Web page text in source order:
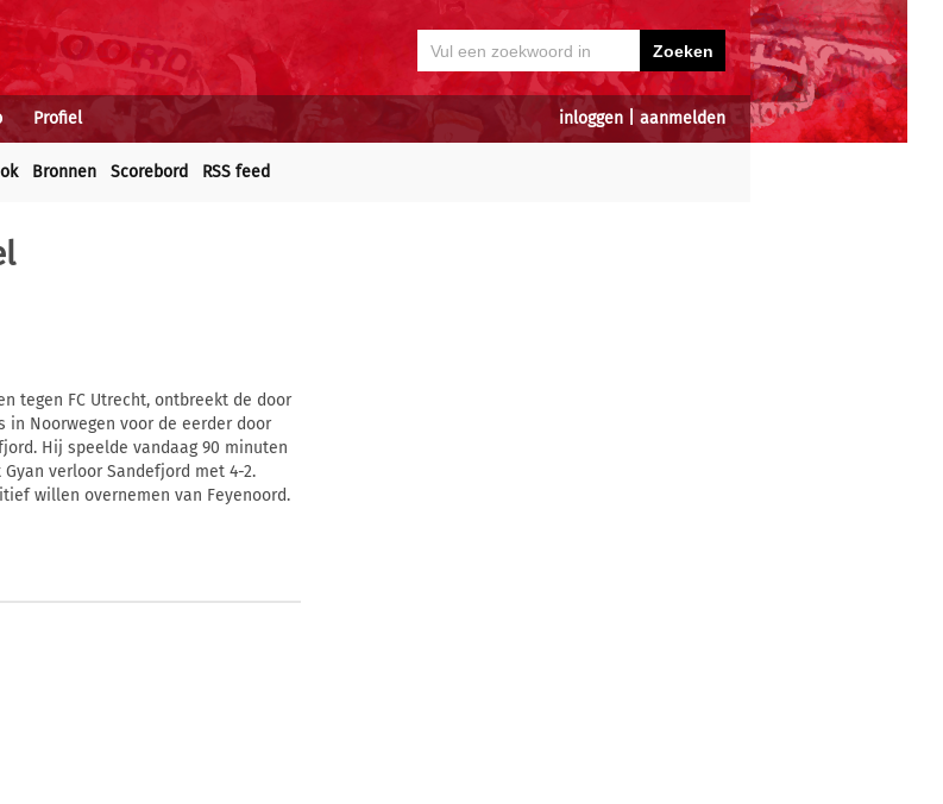
inloggen aanmelden
Profiel
Bronnen Scorebord RSS feed
tegen FC Utrecht, ontbreekt de door
in Noorwegen voor de eerder door
Hij speelde vandaag 90 minuten
verloor Sandefjord met 4-2.
willen overnemen van Feyenoord.